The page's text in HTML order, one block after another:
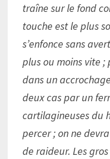
traîne sur le fond
touche est le plus
s’enfonce sans
plus ou moins vite ;
dans un
deux cas par un
cartilagineuses du
percer ; on ne
de raideur. Les